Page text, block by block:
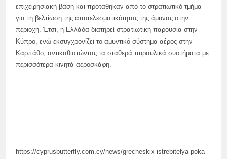
επιχειρησιακή βάση και προτάθηκαν από το στρατιωτικό τμήμα
για τη βελτίωση της αποτελεσματικότητας της άμυνας στην
περιοχή. Έτσι, η Ελλάδα διατηρεί στρατιωτική παρουσία στην
Κύπρο, ενώ εκσυγχρονίζει το αμυντικό σύστημα αέρος στην
Καρπάθο, αντικαθιστώντας τα σταθερά πυραυλικά συστήματα με
περισσότερα κινητά αεροσκάφη.
:
https://cyprusbutterfly.com.cy/news/grecheskix-istrebitelya-poka-